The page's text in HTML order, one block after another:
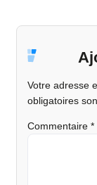
Votre adresse
obligatoires
Commentaire *